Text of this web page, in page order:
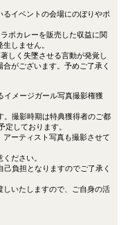
イベントの会場にのぼりやポ
ボカレーを販売した収益に関
しません。
しく失墜させる言動が発覚し
がございます。予めご了承く
メージガール写真撮影権獲
。撮影時期は特典獲得者のご都
しております。
アーティスト写真も撮影させて
ださい。
負担となりますのでご了承く
しいたしますので、ご自身の活